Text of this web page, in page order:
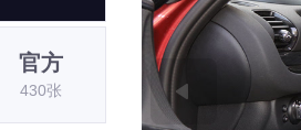
官方
430张